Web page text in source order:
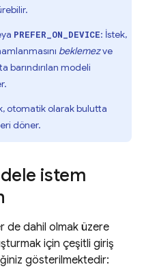
PREFER_ON_DEVICE: İstek,
beklemezve
barındırılan modeli
otomatik olarak bulutta
döner.
istem
de dahil olmak üzere
için çeşitli giriş
gösterilmektedir: